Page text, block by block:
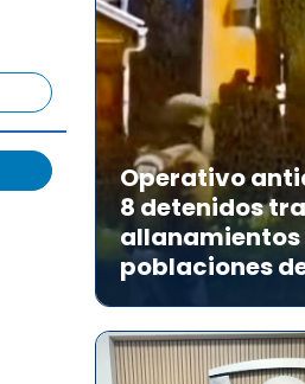
Operativo
8 detenidos
allanamientos
poblaciones